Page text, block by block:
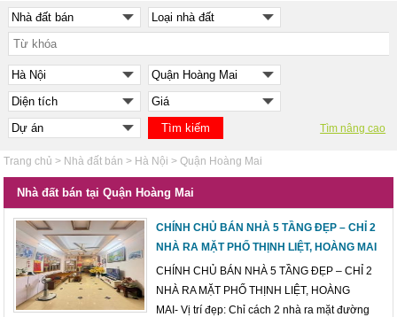
Tìm nâng cao
Trang chủ > Nhà đất bán > Hà Nội >Quận Hoàng Mai
Nhà đất bán tại Quận Hoàng Mai
CHÍNH CHỦ BÁN NHÀ 5 TẦNG ĐẸP – CHỈ 2
NHÀ RA MẶT PHỐ THỊNH LIỆT, HOÀNG MAI
CHÍNH CHỦ BÁN NHÀ 5 TẦNG ĐẸP – CHỈ 2
NHÀ RA MẶT PHỐ THỊNH LIỆT, HOÀNG
MAI- Vị trí đẹp: Chỉ cách 2 nhà ra mặt đường